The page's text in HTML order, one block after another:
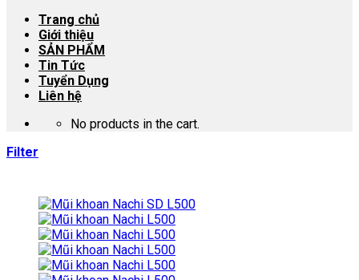
Trang chủ
Giới thiệu
SẢN PHẨM
Tin Tức
Tuyển Dụng
Liên hệ
No products in the cart.
Filter